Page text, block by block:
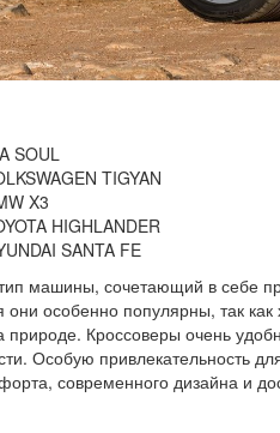
SOUL
TIGYAN
X3
HIGHLANDER
SANTA FE
машины, сочетающий в себе
особенно популярны, так
природе. Кроссоверы очень
Особую привлекательность
современного дизайна и